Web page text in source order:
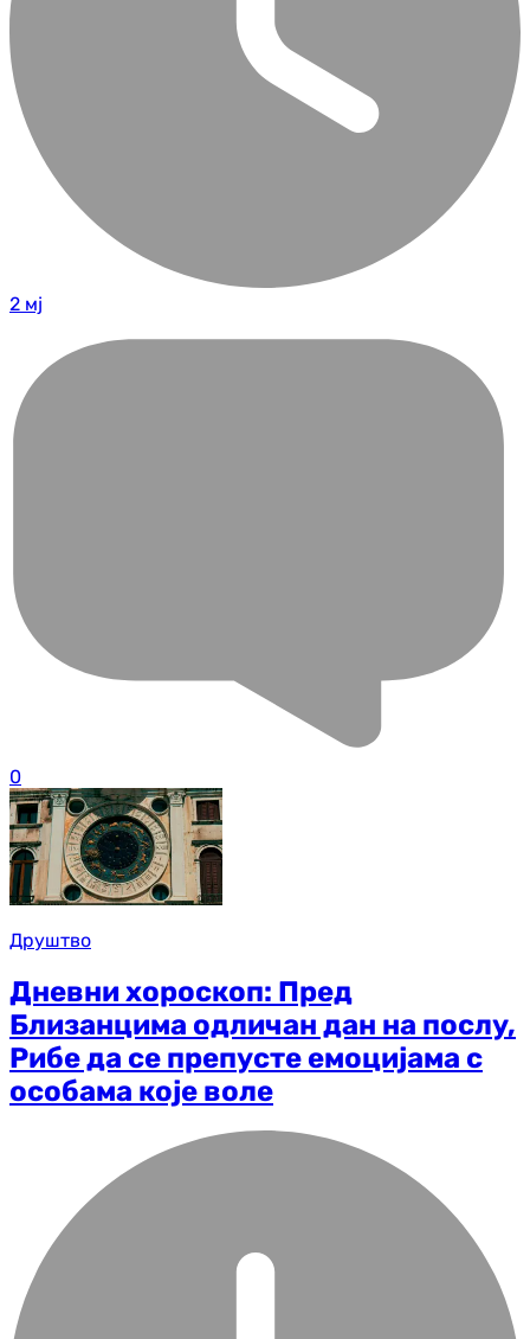
2 мј
0
Друштво
Дневни хороскоп: Пред
Близанцима одличан дан на послу,
Рибе да се препусте емоцијама с
особама које воле